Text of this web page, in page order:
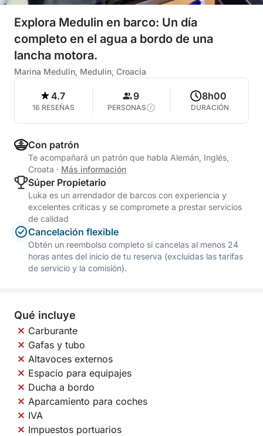
Explora Medulin en barco: Un día
completo en el agua a bordo de una
lancha motora.
Marina Medulin, Medulin, Croacia
4.7
16 RESEÑAS
9
PERSONAS
8h00
DURACIÓN
Con patrón
Te acompañará un patrón que habla Alemán, Inglés,
Croata · Más información
Súper Propietario
Luka es un arrendador de barcos con experiencia y
excelentes críticas y se compromete a prestar servicios
de calidad
Cancelación flexible
Obtén un reembolso completo si cancelas al menos 24
horas antes del inicio de tu reserva (excluidas las tarifas
de servicio y la comisión).
Qué incluye
Carburante
Gafas y tubo
Altavoces externos
Espacio para equipajes
Ducha a bordo
Aparcamiento para coches
IVA
Impuestos portuarios